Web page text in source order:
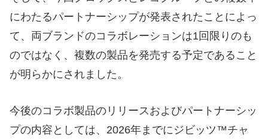
にわたるパートナーシップが発表されたことによっ
て、両ブランドのコラボレーションは1回限りのも
のではなく、複数の製品を発売する予定であること
が明らかにされました。
今後のコラボ製品のリリースおよびパートナーシッ
プの内容としては、2026年までにジビッツ™チャ